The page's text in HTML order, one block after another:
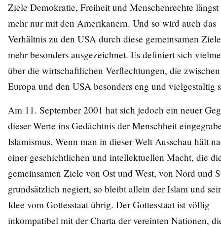
Ziele Demokratie, Freiheit und Menschenrechte
mehr nur mit den Amerikanern. Und so wird auch das
Verhältnis zu den USA durch diese gemeinsamen
mehr besonders ausgezeichnet. Es definiert sich
über die wirtschaftlichen Verflechtungen, die zwischen
Europa und den USA besonders eng und vielgestaltig
Am 11. September 2001 hat sich jedoch ein neuer
dieser Werte ins Gedächtnis der Menschheit
Islamismus. Wenn man in dieser Welt Ausschau hält
einer geschichtlichen und intellektuellen Macht, die
gemeinsamen Ziele von Ost und West, von Nord und
grundsätzlich negiert, so bleibt allein der Islam und
Idee vom Gottesstaat übrig. Der Gottesstaat ist völlig
inkompatibel mit der Charta der vereinten Nationen,